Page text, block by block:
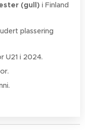
(gull) i Finland
plassering
U21 i 2024.